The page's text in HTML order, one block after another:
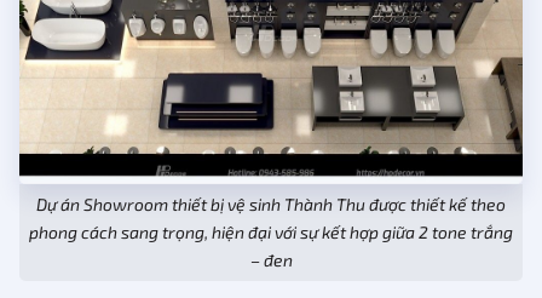
Dự án Showroom thiết bị vệ sinh Thành Thu được thiết kế theo
phong cách sang trọng, hiện đại với sự kết hợp giữa 2 tone trắng
– đen